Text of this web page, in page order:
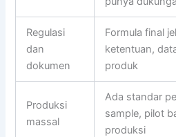
Regulasi
dan
dokumen
Formula final
ketentuan,
produk
Produksi
massal
Ada standar
sample, pilot
produksi